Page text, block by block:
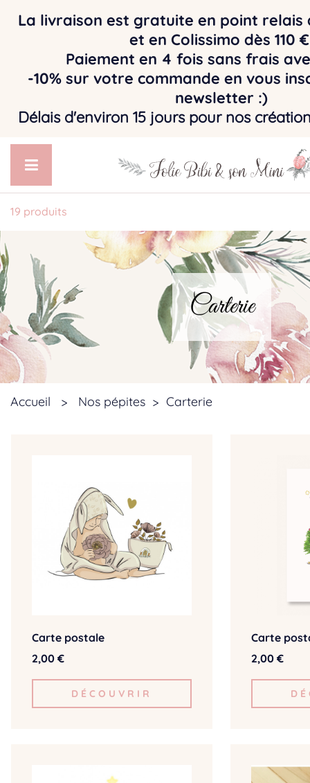
La livraison est gratuite en point relais
et en Colissimo dès 110
Paiement en 4 fois sans frais
-10% sur votre commande en vous
newsletter :)
Délais d'environ 15 jours pour nos
19 produits
Carterie
Accueil > Nos pépites > Carterie
Carte postale
2,00 €
DÉCOUVRIR
Carte
2,00 €